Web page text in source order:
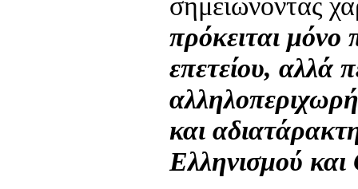
πρόκειται μόνο
επετείου, αλλά
και
Ελληνισμού